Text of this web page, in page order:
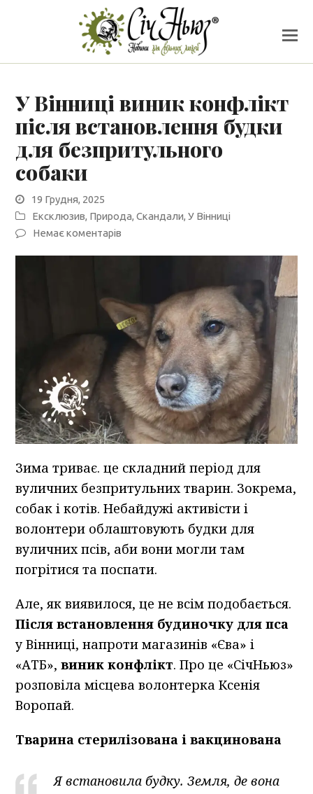
У Вінниці виник конфлікт
після встановлення будки
для безпритульного
собаки
19 Грудня, 2025
Ексклюзив, Природа,Скандали,У Вінниці
Немає коментарів
Зима триває. це складний період для
вуличних безпритульних тварин. Зокрема,
собак і котів. Небайдужі активісти і
волонтери облаштовують будки для
вуличних псів, аби вони могли там
погрітися та поспати.
Але, як виявилося, це не всім подобається.
Після встановлення будиночку для пса
у Вінниці, напроти магазинів «Єва» і
«АТБ»,виник конфлікт. Про це «СічНьюз»
розповіла місцева волонтерка Ксенія
Воропай.
Тварина стерилізована і вакцинована
Я встановила будку. Земля, де вона